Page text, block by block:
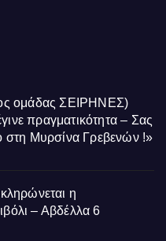
ομάδας ΣΕΙΡΗΝΕΣ)
πραγματικότητα – Σας
στη Μυρσίνα Γρεβενών !»
η
– Αβδέλλα 6